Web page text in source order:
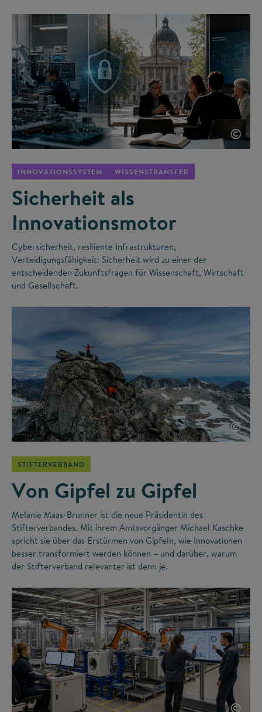
©
INNOVATIONSSYSTEM WISSENSTRANSFER
Sicherheit als
Innovationsmotor
Cybersicherheit, resiliente Infrastrukturen,
Verteidigungsfähigkeit: Sicherheit wird zu einer der
entscheidenden Zukunftsfragen für Wissenschaft, Wirtschaft
und Gesellschaft.
©
STIFTERVERBAND
Von Gipfel zu Gipfel
Melanie Maas-Brunner ist die neue Präsidentin des
Stifterverbandes. Mit ihrem Amtsvorgänger Michael Kaschke
spricht sie über das Erstürmen von Gipfeln, wie Innovationen
besser transformiert werden können – und darüber, warum
der Stifterverband relevanter ist denn je.
©